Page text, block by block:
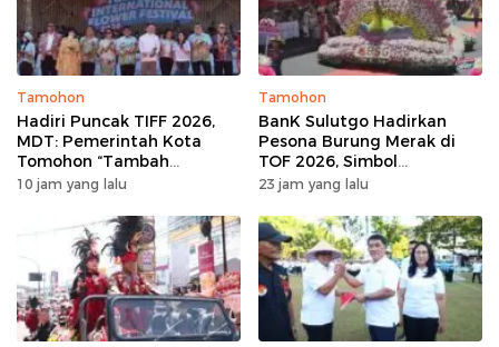
Tamohon
Hadiri Puncak TIFF 2026,
MDT: Pemerintah Kota
Tomohon “Tambah
Mantap”, Usai Parade
kepada Masyarakat
10 jam yang lalu
Tamohon
BanK Sulutgo Hadirkan
Pesona Burung Merak di
TOF 2026, Simbol
Keagungan Dan
23 jam yang lalu